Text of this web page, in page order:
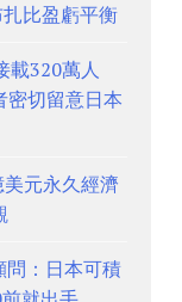
比盈虧平衡
載320萬人
切留意日本
元永久經濟
：日本可積